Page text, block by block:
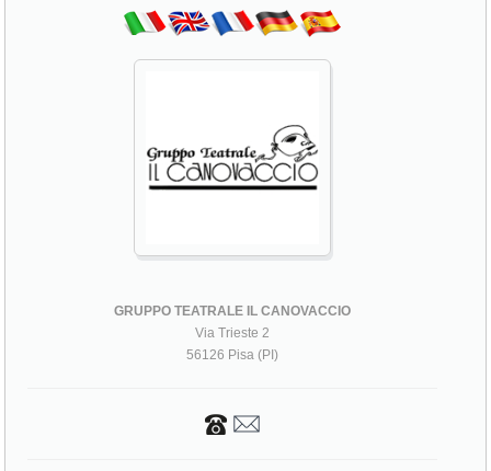
GRUPPO TEATRALE IL CANOVACCIO
Via Trieste 2
56126 Pisa (PI)